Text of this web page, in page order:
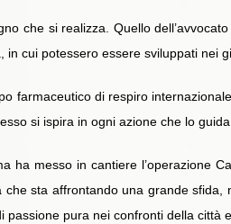
che si realizza. Quello
in cui potessero essere sviluppati nei
farmaceutico di respiro
si ispira in ogni azione che lo guida.
ha messo in cantiere l’operazione
che sta affrontando una grande
passione pura nei confronti della città